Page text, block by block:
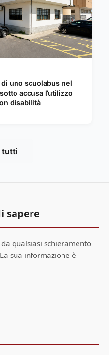
uno scuolabus nel
accusa l’utilizzo
disabilità
tutti
sapere
qualsiasi schieramento
sua informazione è